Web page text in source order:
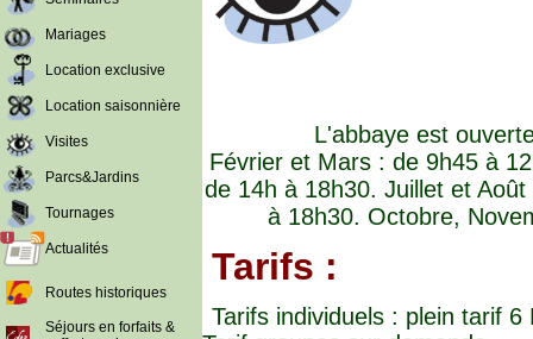
Mariages
Location exclusive
Location saisonnière
Visites
Parcs&Jardins
Tournages
Actualités
Routes historiques
Séjours en forfaits &
L'abbaye est
Février et Mars : de 9h45 à
de 14h à 18h30. Juillet et
à 18h30. Octobre,
Tarifs :
Tarifs individuels : plein tarif